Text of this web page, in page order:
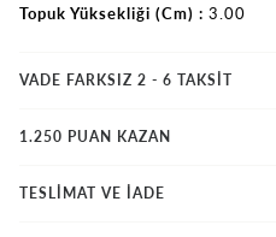
Topuk Yüksekliği (Cm)
3.00
VADE FARKSIZ 2 - 6 TAKSIT
1.250 PUAN KAZAN
TESLİMAT VE İADE